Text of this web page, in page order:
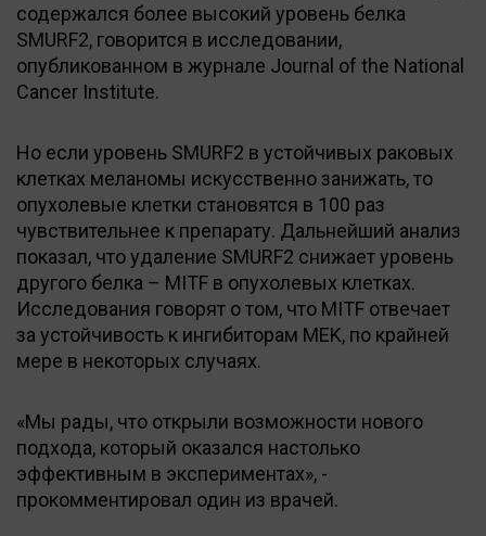
содержался более высокий уровень белка
SMURF2, говорится в исследовании,
опубликованном в журнале Journal of the National
Cancer Institute.
Но если уровень SMURF2 в устойчивых раковых
клетках меланомы искусственно занижать, то
опухолевые клетки становятся в 100 раз
чувствительнее к препарату. Дальнейший анализ
показал, что удаление SMURF2 снижает уровень
другого белка – MITF в опухолевых клетках.
Исследования говорят о том, что MITF отвечает
за устойчивость к ингибиторам MEK, по крайней
мере в некоторых случаях.
«Мы рады, что открыли возможности нового
подхода, который оказался настолько
эффективным в экспериментах», -
прокомментировал один из врачей.